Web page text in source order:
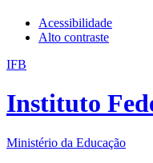
Acessibilidade
Alto contraste
IFB
Instituto
Ministério da Educação